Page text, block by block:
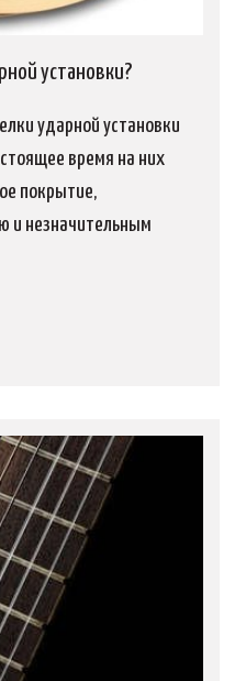
установки?
ударной установки
время на них
покрытие,
и незначительным